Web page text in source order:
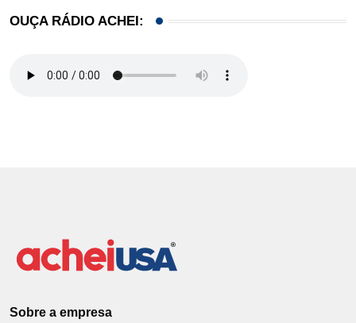
OUÇA RÁDIO ACHEI:
Sobre a empresa